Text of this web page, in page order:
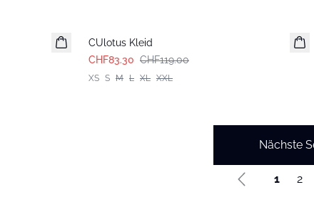
CUlotus Kleid
CHF83.30 CHF119.00
XS S M L XL XXL
Nächste
1 2